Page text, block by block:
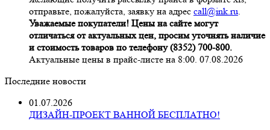
отправьте, пожалуйста, заявку на адрес call@ink.ru.
Уважаемые покупатели! Цены на сайте могут
отличаться от актуальных цен, просим уточнять наличие
и стоимость товаров по телефону (8352) 700-800.
Актуальные цены в прайс-листе на 8:00. 07.08.2026
Последние новости
01.07.2026
ДИЗАЙН-ПРОЕКТ ВАННОЙ БЕСПЛАТНО!